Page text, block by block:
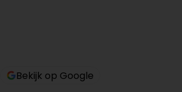
Bekijk op Google